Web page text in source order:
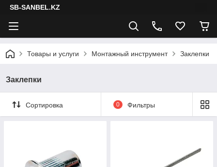
SB-SANBEL.KZ
Товары и услуги Монтажный инструмент Заклепки
Заклепки
Сортировка 0 Фильтры